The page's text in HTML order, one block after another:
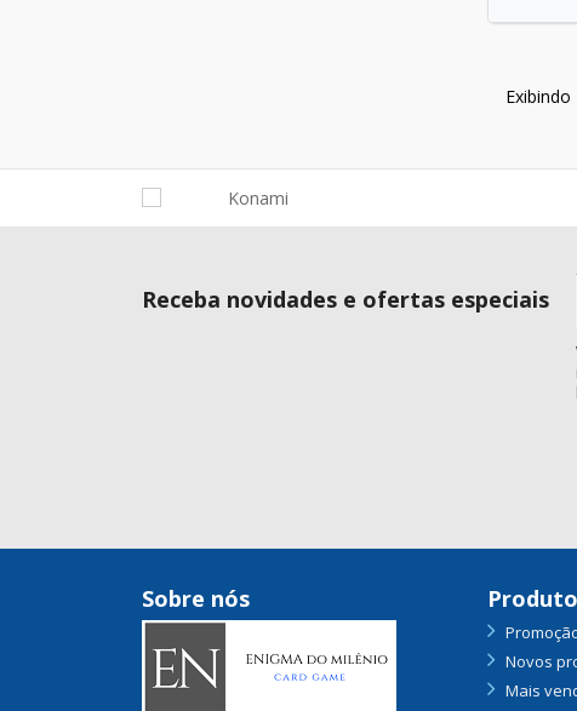
Receba novidades e ofertas especiais
Sobre nós
Novos
Mais